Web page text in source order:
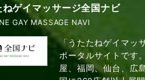
ねゲイマッサージ全国ナビ
GAY MASSAGE NAVI
「うたたねゲイマッ
ポータルサイトです
屋、福岡、仙台、広